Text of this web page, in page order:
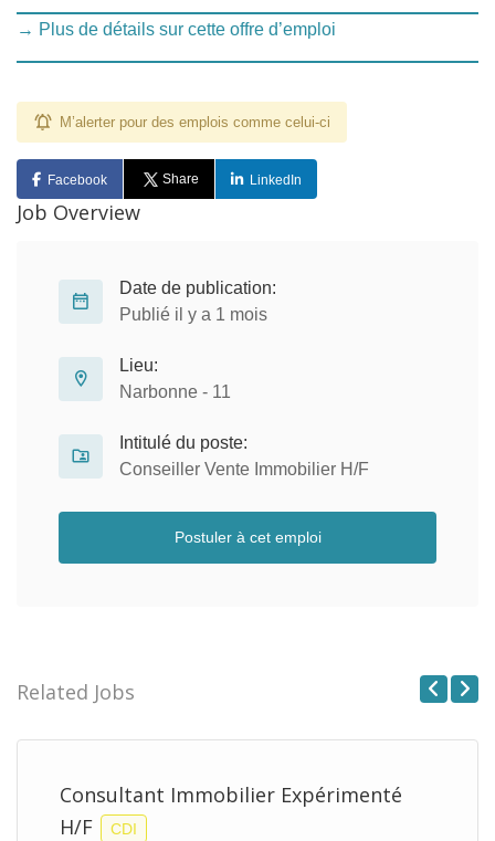
→ Plus de détails sur cette offre d’emploi
M’alerter pour des emplois comme celui-ci
Facebook Share LinkedIn
Job Overview
Date de publication:
Publié il y a 1 mois
Lieu:
Narbonne - 11
Intitulé du poste:
Conseiller Vente Immobilier H/F
Postuler à cet emploi
Related Jobs
Consultant Immobilier Expérimenté
H/F
CDI